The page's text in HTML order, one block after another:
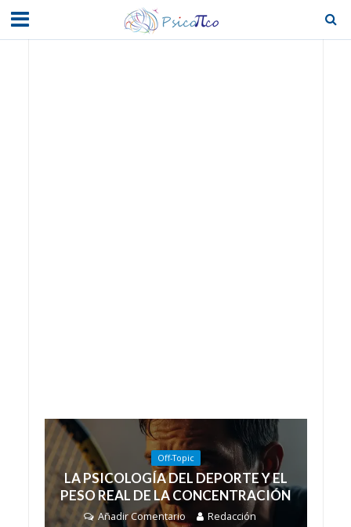
Off-Topic
LA PSICOLOGÍA DEL DEPORTE Y EL
PESO REAL DE LA CONCENTRACIÓN
Añadir Comentario Redacción